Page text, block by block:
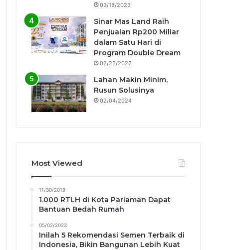
03/18/2023
Sinar Mas Land Raih
Penjualan Rp200 Miliar
dalam Satu Hari di
Program Double Dream
02/25/2022
Lahan Makin Minim,
Rusun Solusinya
02/04/2024
Most Viewed
11/30/2019
1.000 RTLH di Kota Pariaman Dapat
Bantuan Bedah Rumah
05/02/2023
Inilah 5 Rekomendasi Semen Terbaik di
Indonesia, Bikin Bangunan Lebih Kuat